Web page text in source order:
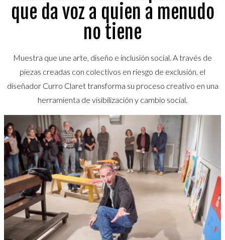
que da voz a quien a menudo
no tiene
Muestra que une arte, diseño e inclusión social. A través de
piezas creadas con colectivos en riesgo de exclusión, el
diseñador Curro Claret transforma su proceso creativo en una
herramienta de visibilización y cambio social.